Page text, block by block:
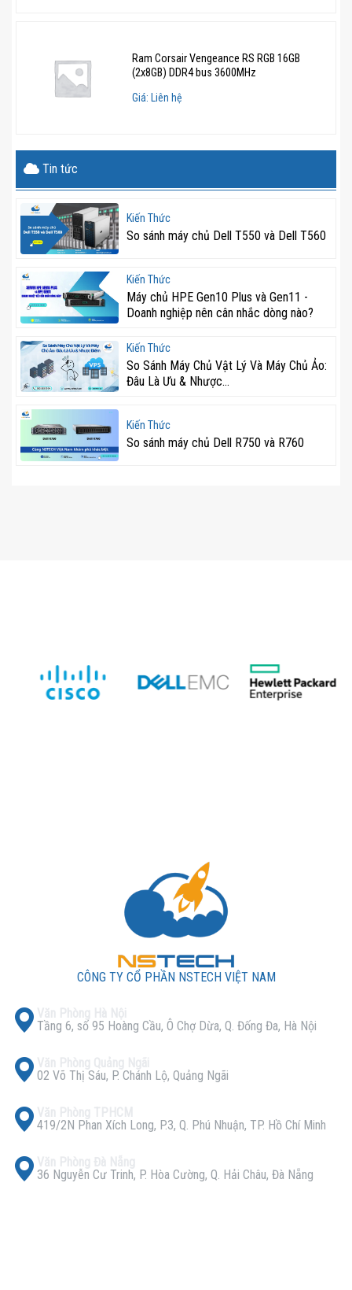
Ram Corsair Vengeance RS RGB 16GB
(2x8GB) DDR4 bus 3600MHz
Giá: Liên hệ
Tin tức
Kiến Thức
So sánh máy chủ Dell T550 và Dell T560
Kiến Thức
Máy chủ HPE Gen10 Plus và Gen11 -
Doanh nghiệp nên cân nhắc dòng nào?
Kiến Thức
So Sánh Máy Chủ Vật Lý Và Máy Chủ Ảo:
Đâu Là Ưu & Nhược...
Kiến Thức
So sánh máy chủ Dell R750 và R760
CÔNG TY CỔ PHẦN NSTECH VIỆT NAM
Tầng 6, số 95 Hoàng Cầu, Ô Chợ Dừa, Q. Đống Đa, Hà Nội
02 Võ Thị Sáu, P. Chánh Lộ, Quảng Ngãi
419/2N Phan Xích Long, P.3, Q. Phú Nhuận, TP. Hồ Chí Minh
36 Nguyễn Cư Trinh, P. Hòa Cường, Q. Hải Châu, Đà Nẵng